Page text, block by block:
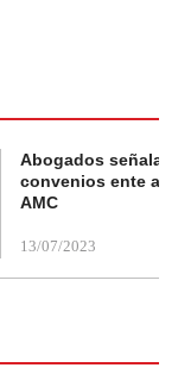
Abogados
convenios ente
AMC
13/07/2023